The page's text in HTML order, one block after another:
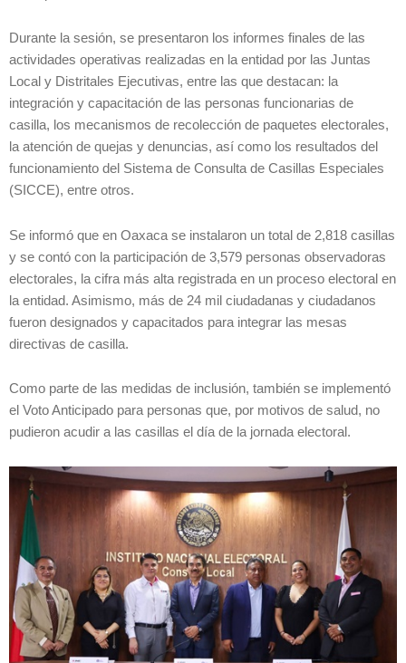
Durante la sesión, se presentaron los informes finales de las
actividades operativas realizadas en la entidad por las Juntas
Local y Distritales Ejecutivas, entre las que destacan: la
integración y capacitación de las personas funcionarias de
casilla, los mecanismos de recolección de paquetes electorales,
la atención de quejas y denuncias, así como los resultados del
funcionamiento del Sistema de Consulta de Casillas Especiales
(SICCE), entre otros.
Se informó que en Oaxaca se instalaron un total de 2,818 casillas
y se contó con la participación de 3,579 personas observadoras
electorales, la cifra más alta registrada en un proceso electoral en
la entidad. Asimismo, más de 24 mil ciudadanas y ciudadanos
fueron designados y capacitados para integrar las mesas
directivas de casilla.
Como parte de las medidas de inclusión, también se implementó
el Voto Anticipado para personas que, por motivos de salud, no
pudieron acudir a las casillas el día de la jornada electoral.